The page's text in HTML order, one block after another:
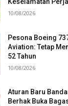
10/08/2026
Pesona Boeing
Aviation: Tetap
52 Tahun
10/08/2026
Aturan Baru
Berhak Buka